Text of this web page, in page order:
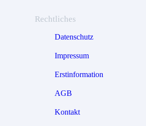
Rechtliches
Datenschutz
Impressum
Erstinformation
AGB
Kontakt